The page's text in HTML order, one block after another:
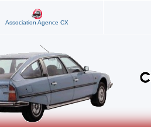
Association Agence CX